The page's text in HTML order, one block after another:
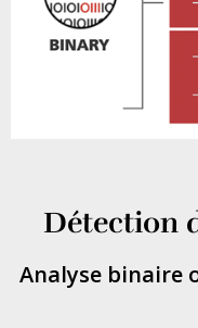
Détection
Analyse binaire